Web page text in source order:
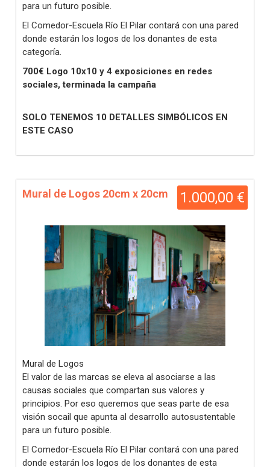
para un futuro posible.
El Comedor-Escuela Río El Pilar contará con una pared
donde estarán los logos de los donantes de esta
categoría.
700€ Logo 10x10 y 4 exposiciones en redes
sociales, terminada la campaña
SOLO TENEMOS 10 DETALLES SIMBÓLICOS EN
ESTE CASO
1.000,00 €
Mural de Logos 20cm x 20cm
Mural de Logos
El valor de las marcas se eleva al asociarse a las
causas sociales que compartan sus valores y
principios. Por eso queremos que seas parte de esa
visión socail que apunta al desarrollo autosustentable
para un futuro posible.
El Comedor-Escuela Río El Pilar contará con una pared
donde estarán los logos de los donantes de esta